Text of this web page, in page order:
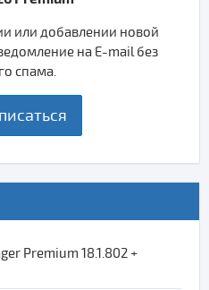
или добавлении новой
на E-mail без
спама.
Premium 18.1.802 +